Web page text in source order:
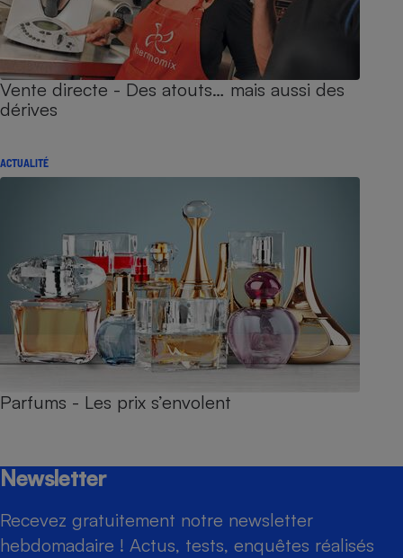
Vente directe - Des atouts… mais aussi des
dérives
ACTUALITÉ
Parfums - Les prix s’envolent
Newsletter
Recevez gratuitement notre newsletter
hebdomadaire ! Actus, tests, enquêtes réalisés